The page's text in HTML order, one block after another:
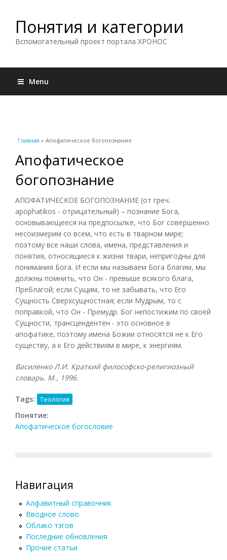
Понятия и категории
Вспомогательный проект портала ХРОНОС
Menu
Вы здесь
Главная » Апофатическое богопознание
Апофатическое
богопознание
АПОФАТИЧЕСКОЕ БОГОПОЗНАНИЕ (от греч.
apophatikos - отрицательный) – познание Бога,
основывающееся на предпосылке, что Бог совершенно
несоизмерим со всем, что есть в тварном мире;
поэтому все наши слова, имена, представления и
понятия, относящиеся к жизни твари, непригодны для
понимания Бога. И если мы называем Бога благим, мы
должны помнить, что Он - превыше всякого блага,
Преблагой; если Сущим, то не забывать, что Его
Сущность Сверхсущностная; если Мудрым, то с
поправкой, что Он - Премудр. Бог непостижим по своей
Сущности, трансцендентен - это основное в
апофатике, поэтому имена Божии относятся не к Его
существу, а к Его действиям в мире, к энергиям.
Василенко Л.И. Краткий философско-религиозный
словарь. М., 1996.
Tags: Теология
Понятие:
Апофатическое богословие
Навигация
Алфавитный справочник
Вводное слово
Облако тэгов
Последние обновления
Прочие статьи